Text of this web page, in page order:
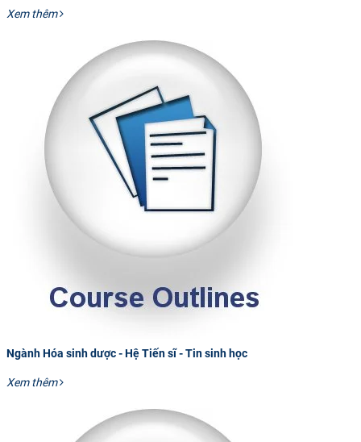
Xem thêm
Ngành Hóa sinh dược - Hệ Tiến sĩ - Tin sinh học
Xem thêm